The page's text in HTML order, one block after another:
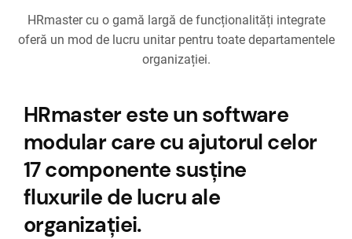
HRmaster cu o gamă largă de funcționalități integrate
oferă un mod de lucru unitar pentru toate departamentele
organizației.
HRmaster este un software
modular care cu ajutorul celor
17 componente susține
fluxurile de lucru ale
organizației.